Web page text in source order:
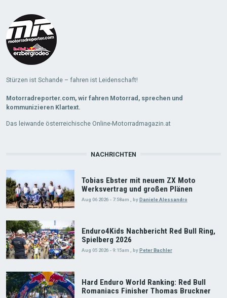
Stürzen ist Schande – fahren ist Leidenschaft!
Motorradreporter.com, wir fahren Motorrad, sprechen und
kommunizieren Klartext.
Das leiwande österreichische Online-Motorradmagazin.at
NACHRICHTEN
Tobias Ebster mit neuem ZX Moto
Werksvertrag und großen Plänen
Aug 06 2026 - 7:58am byDaniele Alessandro
Enduro4Kids Nachbericht Red Bull Ring,
Spielberg 2026
Aug 05 2026 - 9:15am , by Peter Bachler
Hard Enduro World Ranking: Red Bull
Romaniacs Finisher Thomas Bruckner